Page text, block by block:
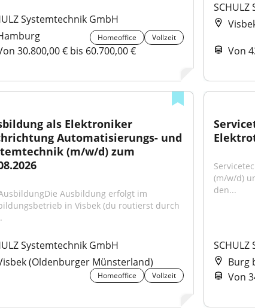
Systemtechnik GmbH
Homeoffice Vollzeit
30.800,00 € bis 60.700,00 € Von
als Elektroniker
Automatisierungs- und
(m/w/d) zum
Ausbildung erfolgt im
in Visbek (du routierst durch
Systemtechnik GmbH
(Oldenburger Münsterland)
Homeoffice Vollzeit
(m/w/d)
den...
Burg
Von